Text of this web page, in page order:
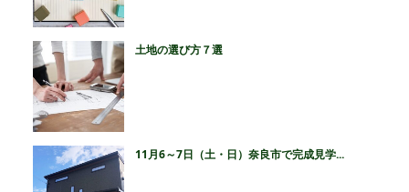
土地の選び方７選
11月6～7日（土・日）奈良市で完成見学...